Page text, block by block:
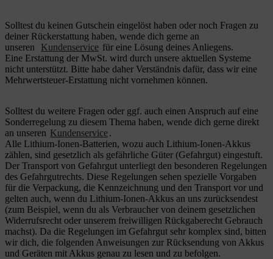
Solltest du keinen Gutschein eingelöst haben oder noch Fragen zu
deiner Rückerstattung haben, wende dich gerne an
unseren
Kundenservice für eine Lösung deines Anliegens.
Eine Erstattung der MwSt. wird durch unsere aktuellen Systeme
nicht unterstützt. Bitte habe daher Verständnis dafür, dass wir eine
Mehrwertsteuer-Erstattung nicht vornehmen können.
Solltest du weitere Fragen oder ggf. auch einen Anspruch auf eine
Sonderregelung zu diesem Thema haben, wende dich gerne direkt
an unseren Kundenservice.
Alle Lithium-Ionen-Batterien, wozu auch Lithium-Ionen-Akkus
zählen, sind gesetzlich als gefährliche Güter (Gefahrgut) eingestuft.
Der Transport von Gefahrgut unterliegt den besonderen Regelungen
des Gefahrgutrechts. Diese Regelungen sehen spezielle Vorgaben
für die Verpackung, die Kennzeichnung und den Transport vor und
gelten auch, wenn du Lithium-Ionen-Akkus an uns zurücksendest
(zum Beispiel, wenn du als Verbraucher von deinem gesetzlichen
Widerrufsrecht oder unserem freiwilligen Rückgaberecht Gebrauch
machst). Da die Regelungen im Gefahrgut sehr komplex sind, bitten
wir dich, die folgenden Anweisungen zur Rücksendung von Akkus
und Geräten mit Akkus genau zu lesen und zu befolgen.